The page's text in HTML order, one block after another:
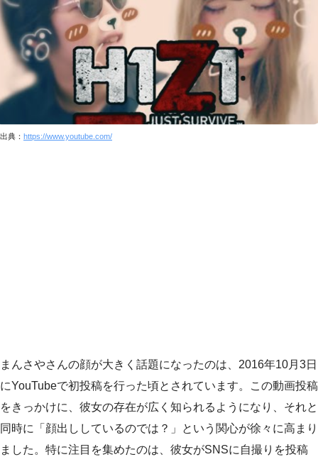
出典： https://www.youtube.com/
まんさやさんの顔が大きく話題になったのは、2016年10月3日
にYouTubeで初投稿を行った頃とされています。この動画投稿
をきっかけに、彼女の存在が広く知られるようになり、それと
同時に「顔出ししているのでは？」という関心が徐々に高まり
ました。特に注目を集めたのは、彼女がSNSに自撮りを投稿